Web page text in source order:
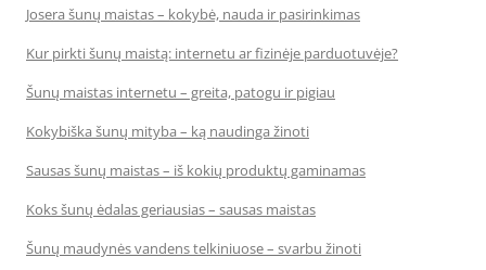
Josera šunų maistas – kokybė, nauda ir pasirinkimas
Kur pirkti šunų maistą: internetu ar fizinėje parduotuvėje?
Šunų maistas internetu – greita, patogu ir pigiau
Kokybiška šunų mityba – ką naudinga žinoti
Sausas šunų maistas – iš kokių produktų gaminamas
Koks šunų ėdalas geriausias – sausas maistas
Šunų maudynės vandens telkiniuose – svarbu žinoti